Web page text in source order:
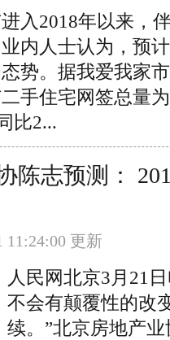
入2018年以来，
内人士认为，预
势。据我爱我家
手住宅网签总量
比2...
陈志预测：
11:24:00 更新
人民网北京3月21
不会有颠覆性的改
续。”北京房地产